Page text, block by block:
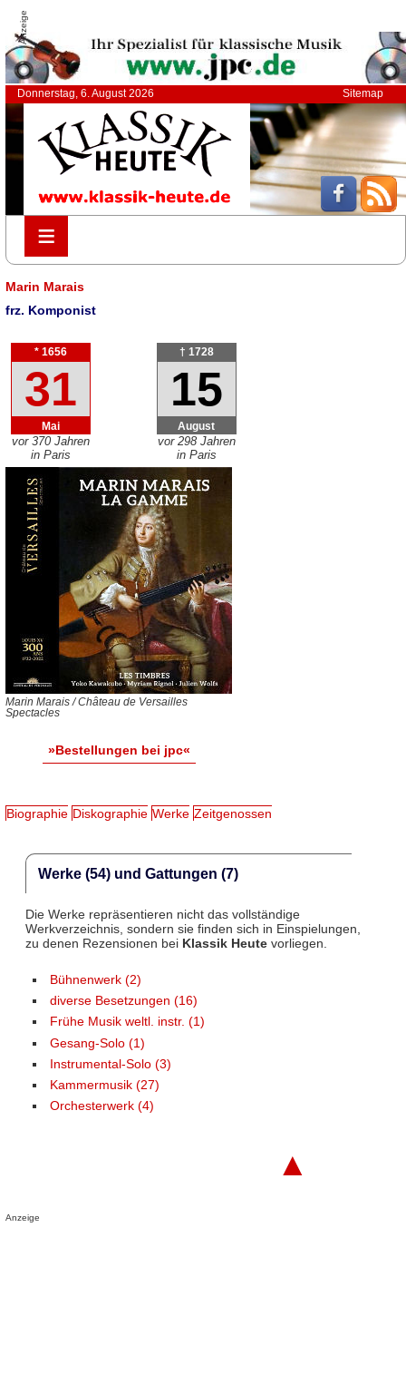
Anzeige
Donnerstag, 6. August 2026 Sitemap
≡
≡
Marin Marais
frz. Komponist
* 1656
31
Mai
vor 370 Jahren
in Paris
† 1728
15
August
vor 298 Jahren
in Paris
Marin Marais / Château de Versailles
Spectacles
»Bestellungen bei jpc«
Biographie Diskographie Werke Zeitgenossen
Werke (54) und Gattungen (7)
Die Werke repräsentieren nicht das vollständige
Werkverzeichnis, sondern sie finden sich in Einspielungen,
zu denen Rezensionen bei Klassik Heutevorliegen.
Bühnenwerk (2)
diverse Besetzungen (16)
Frühe Musik weltl. instr. (1)
Gesang-Solo (1)
Instrumental-Solo (3)
Kammermusik (27)
Orchesterwerk (4)
▲
Anzeige